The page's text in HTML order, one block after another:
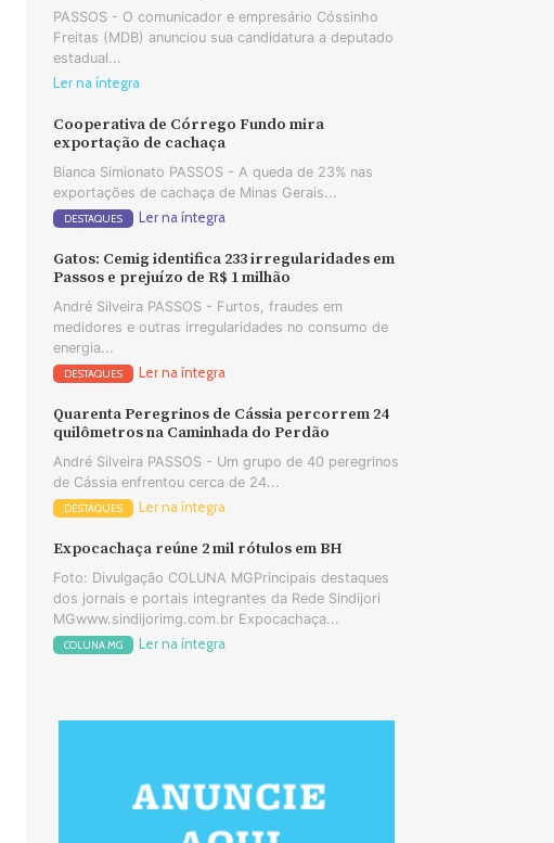
PASSOS - O comunicador e empresário Cóssinho
Freitas (MDB) anunciou sua candidatura a deputado
estadual...
Ler na íntegra
Cooperativa de Córrego Fundo mira
exportação de cachaça
Bianca Simionato PASSOS - A queda de 23% nas
exportações de cachaça de Minas Gerais...
DESTAQUES Ler na íntegra
Gatos: Cemig identifica 233 irregularidades em
Passos e prejuízo de R$ 1 milhão
André Silveira PASSOS - Furtos, fraudes em
medidores e outras irregularidades no consumo de
energia...
DESTAQUES Ler na íntegra
Quarenta Peregrinos de Cássia percorrem 24
quilômetros na Caminhada do Perdão
André Silveira PASSOS - Um grupo de 40 peregrinos
de Cássia enfrentou cerca de 24...
DESTAQUES Ler na íntegra
Expocachaça reúne 2 mil rótulos em BH
Foto: Divulgação COLUNA MGPrincipais destaques
dos jornais e portais integrantes da Rede Sindijori
MGwww.sindijorimg.com.br Expocachaça...
COLUNA MG Ler na íntegra